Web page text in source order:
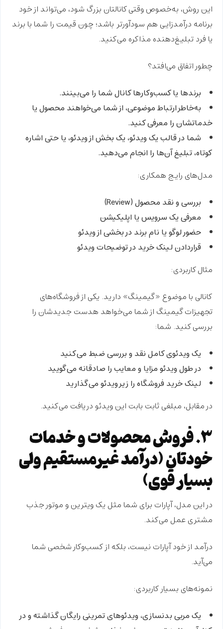
این روش، به‌خصوص وقتی کانالتان بزرگ شود، می‌تواند از خود
برنامه درآمدزایی هم سودآورتر باشد؛ چون قیمت را شما با برند
یا فرد تبلیغ‌دهنده مذاکره می‌کنید.
چطور اتفاق می‌افتد؟
برندها یا کسب‌وکارها کانال شما را می‌بینند.
به‌خاطر ارتباط موضوعی، از شما می‌خواهند محصول یا
خدماتشان را معرفی کنید.
شما در قالب یک ویدئو، یک بخش از ویدئو، یا حتی اشاره
کوتاه، تبلیغ آن‌ها را انجام می‌دهید.
مدل‌های رایج همکاری:
بررسی و نقد محصول (Review)
معرفی یک سرویس یا اپلیکیشن
حضور لوگو یا نام برند در بخشی از ویدئو
قراردادن لینک خرید در توضیحات ویدئو
مثال کاربردی:
کانالی با موضوع «گیمینگ» دارید. یکی از فروشگاه‌های
تجهیزات گیمینگ از شما می‌خواهد هدست جدیدشان را
بررسی کنید. شما:
یک ویدئوی کامل نقد و بررسی ضبط می‌کنید
در طول ویدئو مزایا و معایب را صادقانه می‌گویید
لینک خرید فروشگاه را زیر ویدئو می‌گذارید
در مقابل، مبلغی ثابت بابت این ویدئو دریافت می‌کنید.
۳. فروش محصولات و خدمات
خودتان (درآمد غیرمستقیم ولی
بسیار قوی)
در این مدل، آپارات برای شما مثل یکویترین و موتور جذب
مشتریعمل می‌کند.
درآمد از خود آپارات نیست، بلکه ازکسب‌وکار شخصی شما
می‌آید.
نمونه‌های بسیار کاربردی:
یک مربی بدنسازی، ویدئوهای تمرینی رایگان گذاشته و در